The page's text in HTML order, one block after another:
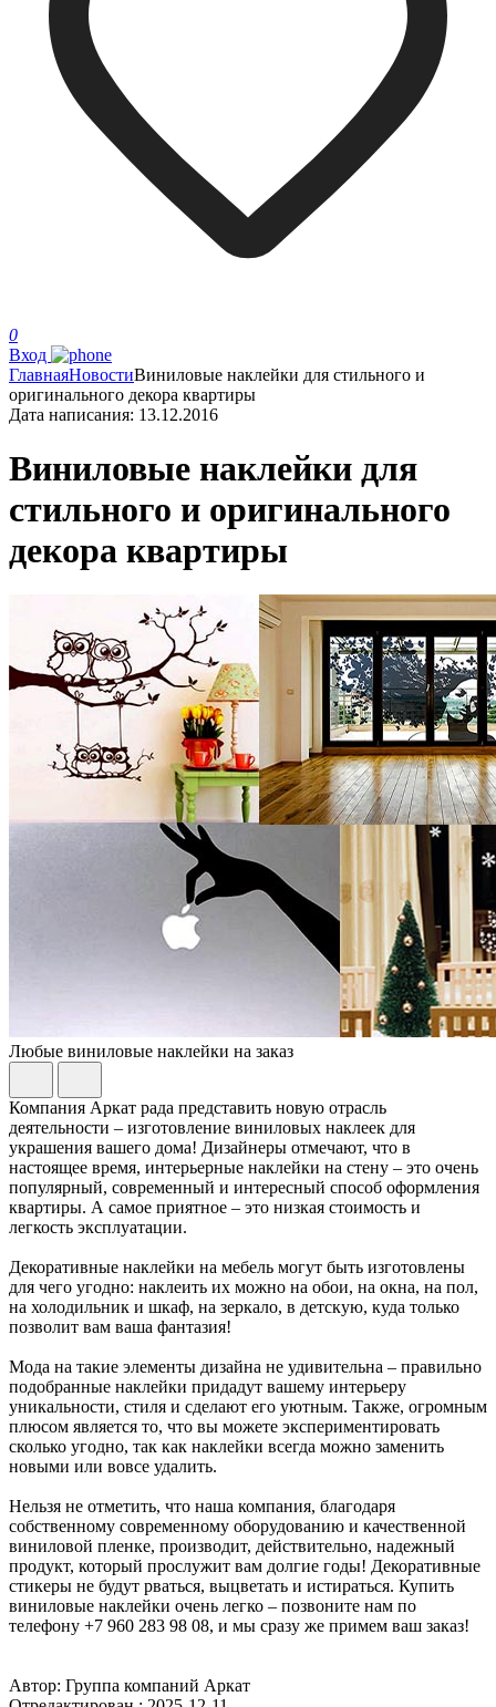
0
Вход
ГлавнаяНовостиВиниловые наклейки для стильного и
оригинального декора квартиры
Дата написания: 13.12.2016
Виниловые наклейки для
стильного и оригинального
декора квартиры
Любые виниловые наклейки на заказ
Компания Аркат рада представить новую отрасль
деятельности – изготовление виниловых наклеек для
украшения вашего дома! Дизайнеры отмечают, что в
настоящее время, интерьерные наклейки на стену – это очень
популярный, современный и интересный способ оформления
квартиры. А самое приятное – это низкая стоимость и
легкость эксплуатации.
Декоративные наклейки на мебель могут быть изготовлены
для чего угодно: наклеить их можно на обои, на окна, на пол,
на холодильник и шкаф, на зеркало, в детскую, куда только
позволит вам ваша фантазия!
Мода на такие элементы дизайна не удивительна – правильно
подобранные наклейки придадут вашему интерьеру
уникальности, стиля и сделают его уютным. Также, огромным
плюсом является то, что вы можете экспериментировать
сколько угодно, так как наклейки всегда можно заменить
новыми или вовсе удалить.
Нельзя не отметить, что наша компания, благодаря
собственному современному оборудованию и качественной
виниловой пленке, производит, действительно, надежный
продукт, который прослужит вам долгие годы! Декоративные
стикеры не будут рваться, выцветать и истираться. Купить
виниловые наклейки очень легко – позвоните нам по
телефону +7 960 283 98 08, и мы сразу же примем ваш заказ!
Автор: Группа компаний Аркат